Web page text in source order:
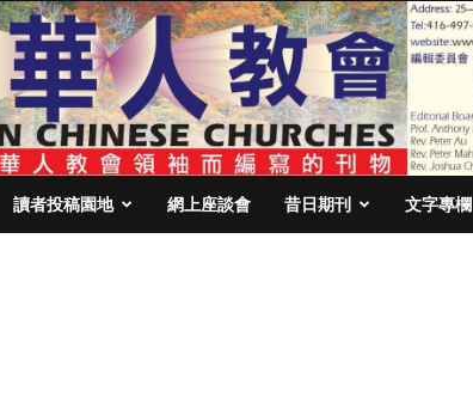
讀者投稿園地 網上座談會 昔日期刊 文字專欄